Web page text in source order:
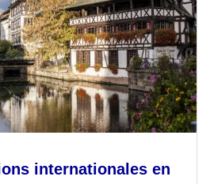
internationales en